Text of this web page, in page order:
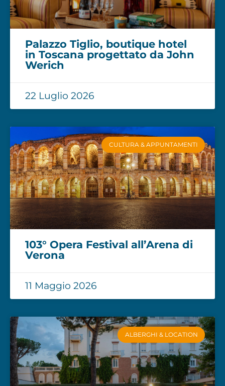
Palazzo Tiglio, boutique hotel
in Toscana progettato da John
Werich
22 Luglio 2026
CULTURA & APPUNTAMENTI
103° Opera Festival all’Arena di
Verona
11 Maggio 2026
ALBERGHI & LOCATION